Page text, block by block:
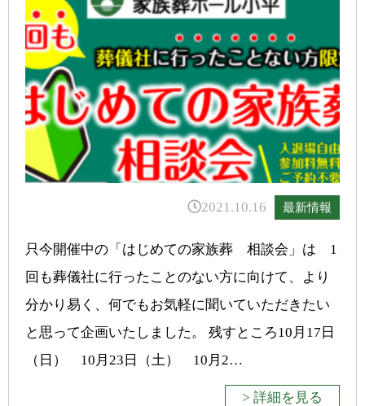
2021.10.16 最新情報
只今開催中の「はじめての家族葬 相談会」は 1
回も葬儀社に行ったことのない方に向けて、より
分かり易く、何でもお気軽に聞いていただきたい
と思って企画いたしました。 残すところ10月17日
（日） 10月23日（土） 10月2…
> 詳細を見る